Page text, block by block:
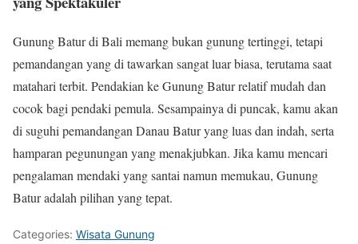
Gunung Batur di Bali memang bukan gunung tertinggi, tetapi
pemandangan yang di tawarkan sangat luar biasa, terutama saat
matahari terbit. Pendakian ke Gunung Batur relatif mudah dan
cocok bagi pendaki pemula. Sesampainya di puncak, kamu akan
di suguhi pemandangan Danau Batur yang luas dan indah, serta
hamparan pegunungan yang menakjubkan. Jika kamu mencari
pengalaman mendaki yang santai namun memukau, Gunung
Batur adalah pilihan yang tepat.
Categories: Wisata Gunung